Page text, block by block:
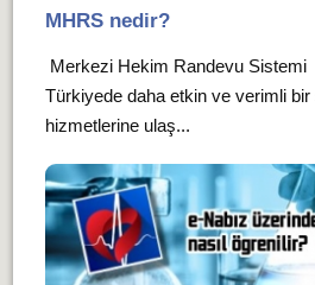
MHRS nedir?
Merkezi Hekim Randevu Sistemi
Türkiyede daha etkin ve verimli bir
hizmetlerine ulaş...